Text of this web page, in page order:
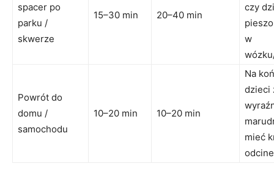
spacer po
parku /
skwerze
15–30 min 20–40 min
czy
w
Powrót do
domu /
samochodu
10–20 min 10–20 min
Na
dzieci
mieć